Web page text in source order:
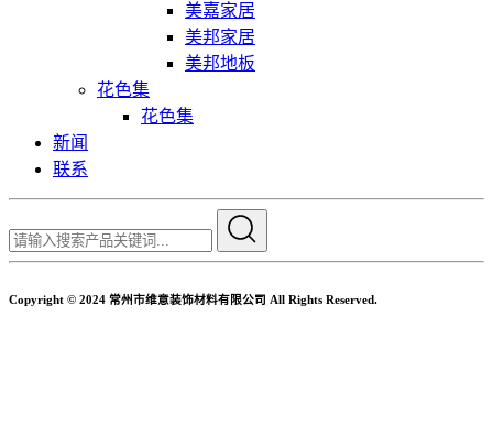
美嘉家居
美邦家居
美邦地板
花色集
花色集
新闻
联系
Copyright © 2024 常州市维意装饰材料有限公司 All Rights Reserved.